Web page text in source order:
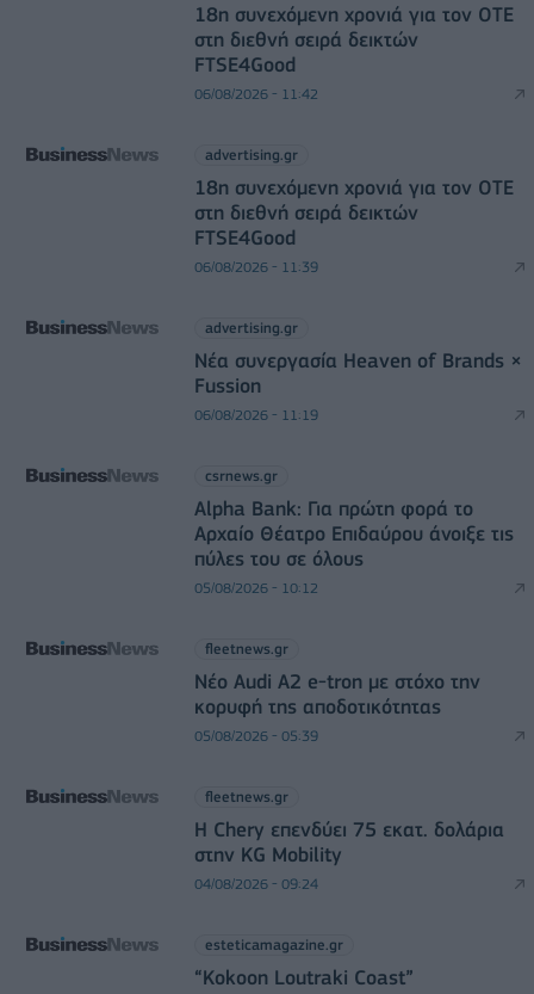
18η συνεχόμενη χρονιά για τον ΟΤΕ
στη διεθνή σειρά δεικτών
FTSE4Good
06/08/2026 - 11:42
advertising.gr
18η συνεχόμενη χρονιά για τον ΟΤΕ
στη διεθνή σειρά δεικτών
FTSE4Good
06/08/2026 - 11:39
advertising.gr
Νέα συνεργασία Heaven of Brands ×
Fussion
06/08/2026 - 11:19
csrnews.gr
Alpha Bank: Για πρώτη φορά το
Αρχαίο Θέατρο Επιδαύρου άνοιξε τις
πύλες του σε όλους
05/08/2026 - 10:12
fleetnews.gr
Νέο Audi A2 e-tron με στόχο την
κορυφή της αποδοτικότητας
05/08/2026 - 05:39
fleetnews.gr
Η Chery επενδύει 75 εκατ. δολάρια
στην KG Mobility
04/08/2026 - 09:24
esteticamagazine.gr
“Kokoon Loutraki Coast”